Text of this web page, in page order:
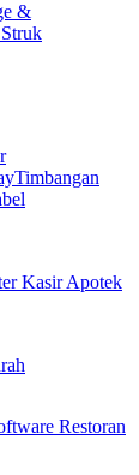
&
Timbangan
Kasir Apotek
Restoran